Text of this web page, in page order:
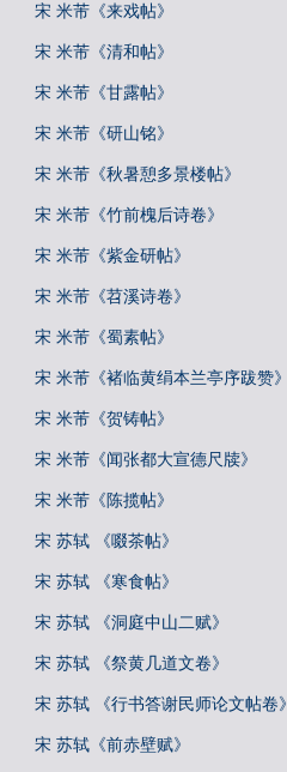
宋 米芾《来戏帖》
宋 米芾《清和帖》
宋 米芾《甘露帖》
宋 米芾《研山铭》
宋 米芾《秋暑憩多景楼帖》
宋 米芾《竹前槐后诗卷》
宋 米芾《紫金研帖》
宋 米芾《苕溪诗卷》
宋 米芾《蜀素帖》
宋 米芾《褚临黄绢本兰亭序跋赞》
宋 米芾《贺铸帖》
宋 米芾《闻张都大宣德尺牍》
宋 米芾《陈揽帖》
宋 苏轼 《啜茶帖》
宋 苏轼 《寒食帖》
宋 苏轼 《洞庭中山二赋》
宋 苏轼 《祭黄几道文卷》
宋 苏轼 《行书答谢民师论文帖卷》
宋 苏轼《前赤壁赋》